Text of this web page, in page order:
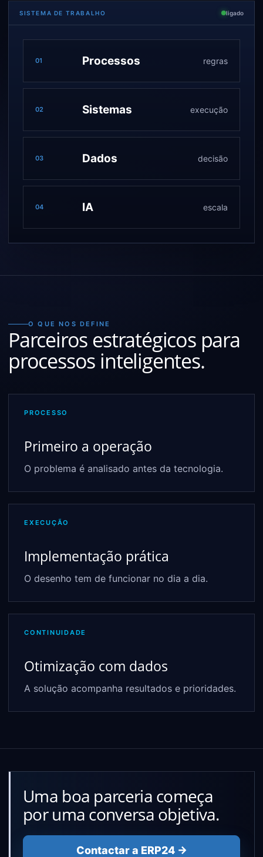
SISTEMA DE TRABALHO ligado
01 Processos regras
02 Sistemas execução
03 Dados decisão
04 IA escala
O QUE NOS DEFINE
Parceiros estratégicos para
processos inteligentes.
PROCESSO
Primeiro a operação
O problema é analisado antes da tecnologia.
EXECUÇÃO
Implementação prática
O desenho tem de funcionar no dia a dia.
CONTINUIDADE
Otimização com dados
A solução acompanha resultados e prioridades.
Uma boa parceria começa
por uma conversa objetiva.
Contactar a ERP24 →